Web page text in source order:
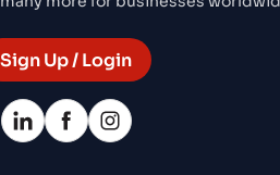
Sign Up / Login